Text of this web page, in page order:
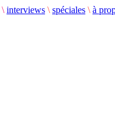
\ interviews \ spéciales \ à